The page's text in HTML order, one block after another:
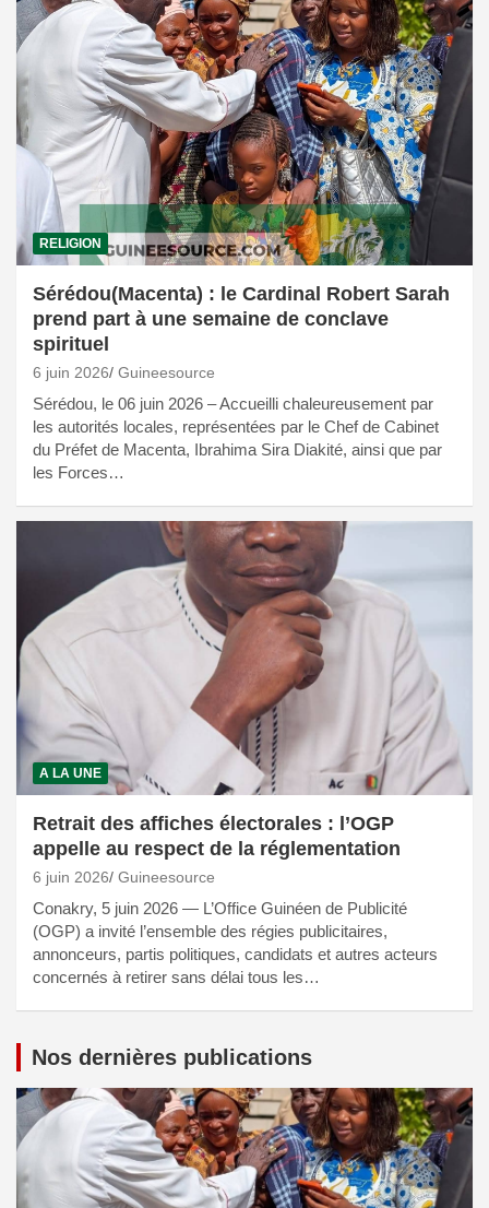
RELIGION
Sérédou(Macenta) : le Cardinal Robert Sarah
prend part à une semaine de conclave
spirituel
6 juin 2026 Guineesource
Sérédou, le 06 juin 2026 – Accueilli chaleureusement par
les autorités locales, représentées par le Chef de Cabinet
du Préfet de Macenta, Ibrahima Sira Diakité, ainsi que par
les Forces…
A LA UNE
Retrait des affiches électorales : l’OGP
appelle au respect de la réglementation
6 juin 2026 Guineesource
Conakry, 5 juin 2026 — L’Office Guinéen de Publicité
(OGP) a invité l’ensemble des régies publicitaires,
annonceurs, partis politiques, candidats et autres acteurs
concernés à retirer sans délai tous les…
Nos dernières publications